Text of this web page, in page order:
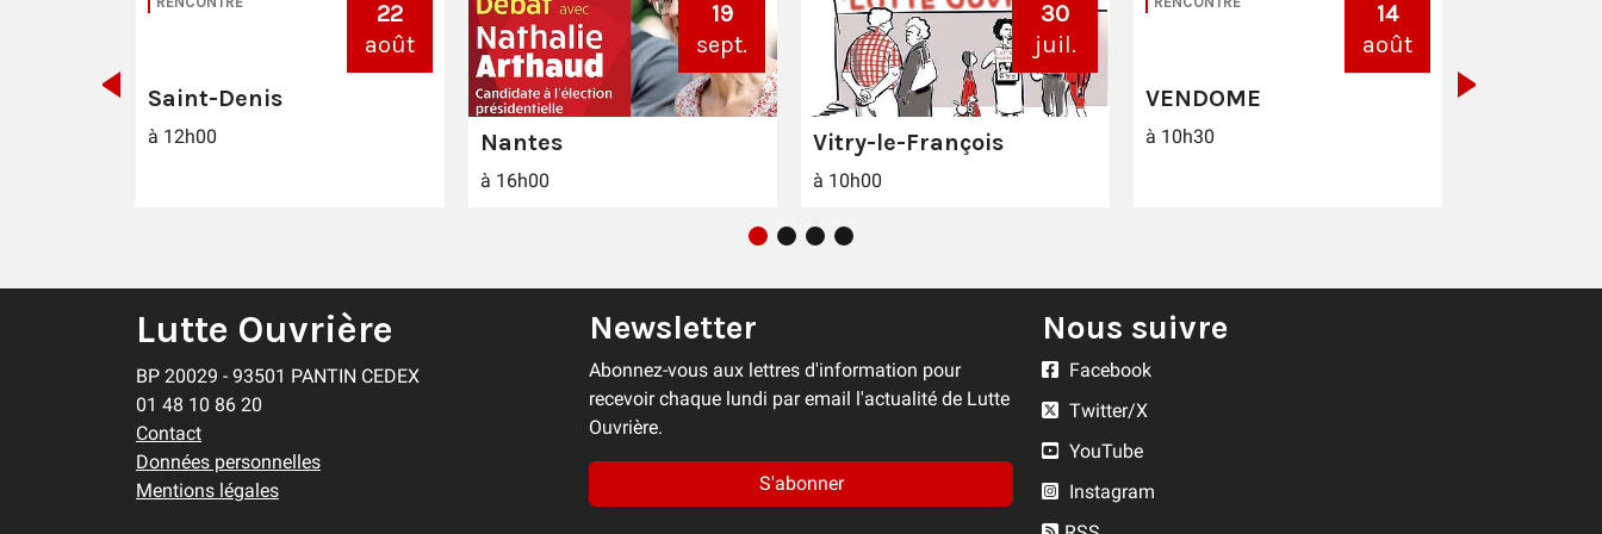
22
août
Saint-Denis
à 12h00
19
sept.
Nantes
à 16h00
30
juil.
Vitry-le-François
à 10h00
14
août
VENDOME
à 10h30
Lutte Ouvrière
BP 20029 - 93501 PANTIN CEDEX
01 48 10 86 20
Contact
Données personnelles
Mentions légales
Newsletter
Abonnez-vous aux lettres d'information pour
recevoir chaque lundi par email l'actualité de Lutte
Ouvrière.
S'abonner
Nous suivre
Facebook
Twitter/X
YouTube
Instagram